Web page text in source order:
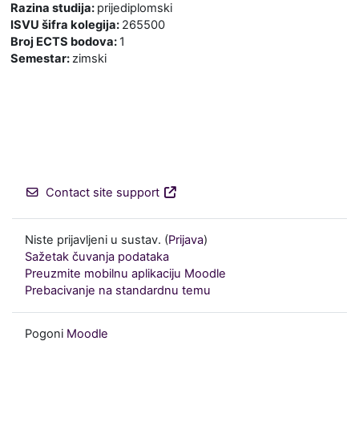
Razina studija: prijediplomski
ISVU šifra kolegija: 265500
Broj ECTS bodova: 1
Semestar:zimski
Contact site support
Niste prijavljeni u sustav. (Prijava)
Sažetak čuvanja podataka
Preuzmite mobilnu aplikaciju Moodle
Prebacivanje na standardnu temu
Pogoni Moodle